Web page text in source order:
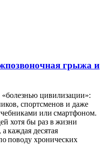
грыжа и
«болезнью цивилизации»:
спортсменов и даже
или смартфоном.
хотя бы раз в жизни
каждая десятая
поводу хронических